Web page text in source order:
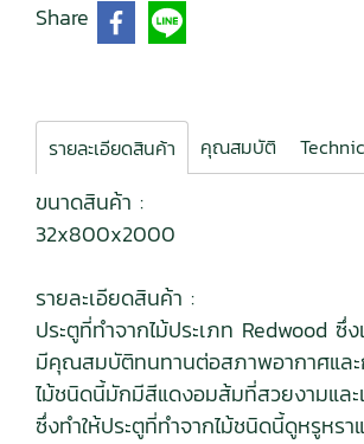
Share
รายละเอียดสินค้า คุณสมบัติ
ขนาดสินค้า :
32x800x2000
รายละเอียดสินค้า :
ประตูที่ทำจากไม้ประเภท Redwood ซึ่
มีคุณสมบัติทนทานต่อสภาพอากาศและ
ไม้ชนิดนี้มักมีสีแดงอมส้มที่สวยงามแล
ซึ่งทำให้ประตูที่ทำจากไม้ชนิดนี้ดูหรูหรา